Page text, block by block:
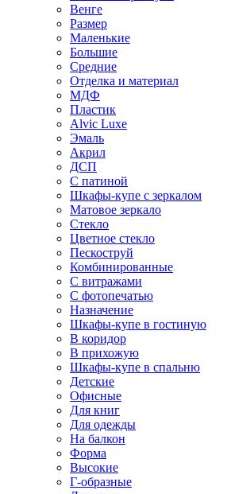
Венге
Размер
Маленькие
Большие
Средние
Отделка и материал
МДФ
Пластик
Alvic Luxe
Эмаль
Акрил
ДСП
С патиной
Шкафы-купе с зеркалом
Матовое зеркало
Стекло
Цветное стекло
Пескоструй
Комбинированные
С витражами
С фотопечатью
Назначение
Шкафы-купе в гостиную
В коридор
В прихожую
Шкафы-купе в спальню
Детские
Офисные
Для книг
Для одежды
На балкон
Форма
Высокие
Г-образные